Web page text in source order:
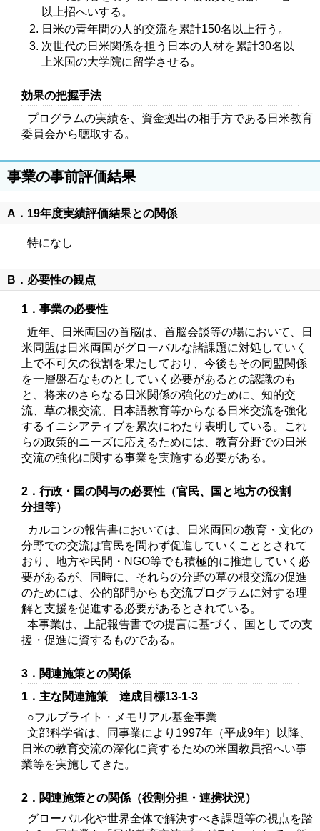
以上招へいする。
日米の青年間の人的交流を累計150名以上行う。
次世代の日米関係を担う日本の人材を累計30名以
上米国の大学院に留学させる。
効果の把握手法
プログラムの実績を、資金拠出の相手方である日米教育
委員会から聴取する。
事業の事前評価結果
A．19年度実績評価結果との関係
特になし
B．必要性の観点
1．事業の必要性
近年、日米両国の首脳は、首脳会談等の場において、日
米同盟は日米両国がグローバルな諸課題に対処していく
上で不可欠の役割を果たしており、今後もその同盟関係
を一層盤石なものとしていく必要があるとの認識のも
と、将来のさらなる日米関係の強化のために、知的交
流、草の根交流、日本語教育等からなる日米交流を強化
するイニシアティブを累次にわたり表明している。これ
らの政策的ニーズに応えるためには、教育分野での日米
交流の強化に関する事業を実施する必要がある。
2．行政・国の関与の必要性（官民、国と地方の役割
分担等）
カルコンの報告書においては、日米両国の教育・文化の
分野での交流は官民を問わず促進していくこととされて
おり、地方や民間・NGO等でも積極的に推進していく必
要があるが、同時に、それらの分野の草の根交流の促進
のためには、公的部門からも交流プログラムに対する理
解と支援を促進する必要があるとされている。
本事業は、上記報告書での提言に基づく、国としての支
援・促進に資するものである。
3．関連施策との関係
1．主な関連施策 達成目標13‐1‐3
○フルブライト・メモリアル基金事業
文部科学省は、同事業により1997年（平成9年）以降、
日米の教育交流の深化に資するための米国教員招へい事
業等を実施してきた。
2．関連施策との関係（役割分担・連携状況）
グローバル化や世界全体で解決すべき課題等の視点を踏